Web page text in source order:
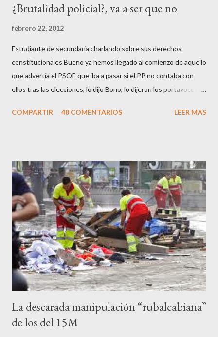
¿Brutalidad policial?, va a ser que no
febrero 22, 2012
Estudiante de secundaria charlando sobre sus derechos
constitucionales Bueno ya hemos llegado al comienzo de aquello
que advertía el PSOE que iba a pasar si el PP no contaba con
ellos tras las elecciones, lo dijo Bono, lo dijeron los portavoces
los okupas, los red skins, los sharps o los anarcos porque a estos
caballeretes salieran en Valencia a la calle, dispuestos a hacer lo
que les viniera en gana, manifestarse sin la autorización
pertinente, cortar el tráfico de las calles más céntricas, volcar los
contenedores de vidrio para tener botellas a mano para agredir a
los agentes, incendiar contenedores, apedrear a la policía,
agredirla, morderla, para que toda la pijo progresía del país, todos
los que no fuman ni tabaco, n...
COMPARTIR 48 COMENTARIOS LEER MÁS
La descarada manipulación “rubalcabiana”
de los del 15M